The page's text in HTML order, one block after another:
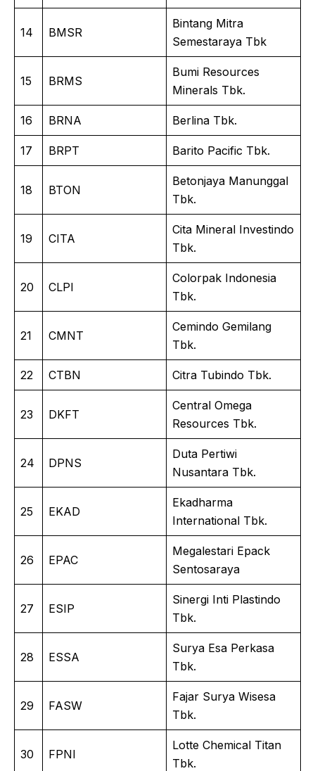
14 BMSR
Bintang Mitra
Semestaraya Tbk
15 BRMS
Bumi Resources
Minerals Tbk.
16 BRNA Berlina Tbk.
17 BRPT Barito Pacific Tbk.
18 BTON
Betonjaya Manunggal
Tbk.
19 CITA
Cita Mineral Investindo
Tbk.
20 CLPI
Colorpak Indonesia
Tbk.
21 CMNT
Cemindo Gemilang
Tbk.
22 CTBN Citra Tubindo Tbk.
23 DKFT
Central Omega
Resources Tbk.
24 DPNS
Duta Pertiwi
Nusantara Tbk.
25 EKAD
Ekadharma
International Tbk.
26 EPAC
Megalestari Epack
Sentosaraya
27 ESIP
Sinergi Inti Plastindo
Tbk.
28 ESSA
Surya Esa Perkasa
Tbk.
29 FASW
Fajar Surya Wisesa
Tbk.
30 FPNI
Lotte Chemical Titan
Tbk.